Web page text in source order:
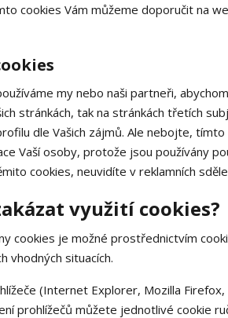
cookies Vám můžeme doporučit na
my nebo naši partneři,
stránkách, tak na stránkách třetích
dle Vašich zájmů. Ale nebojte,
Vaší osoby, protože jsou používány
cookies, neuvidíte v reklamních
využití cookies?
cookies je možné prostřednictvím
vhodných situacích.
(Internet Explorer, Mozilla
prohlížečů můžete jednotlivé cookie